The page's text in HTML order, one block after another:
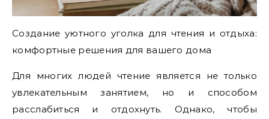
Создание уютного уголка для чтения и отдыха:
комфортные решения для вашего дома
Для многих людей чтение является не только
увлекательным занятием, но и способом
расслабиться и отдохнуть. Однако, чтобы